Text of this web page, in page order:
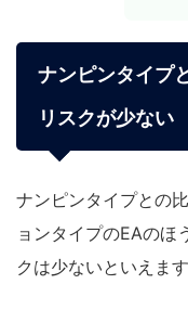
ナンピンタイプ
リスクが少ない
ナンピンタイプとの
ョンタイプのEAのほ
クは少ないといえます